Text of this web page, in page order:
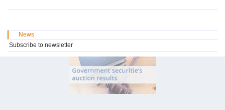
News
Subscribe to newsletter